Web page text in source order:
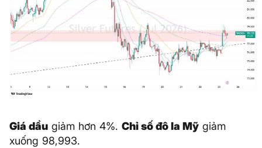
Giá dầu giảm hơn 4%. Chỉ số đô la Mỹ giảm
xuống 98,993.